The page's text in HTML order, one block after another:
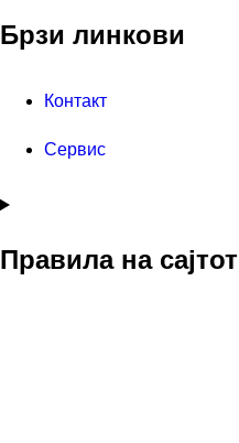
Брзи линкови
Контакт
Сервис
Правила на сајтот